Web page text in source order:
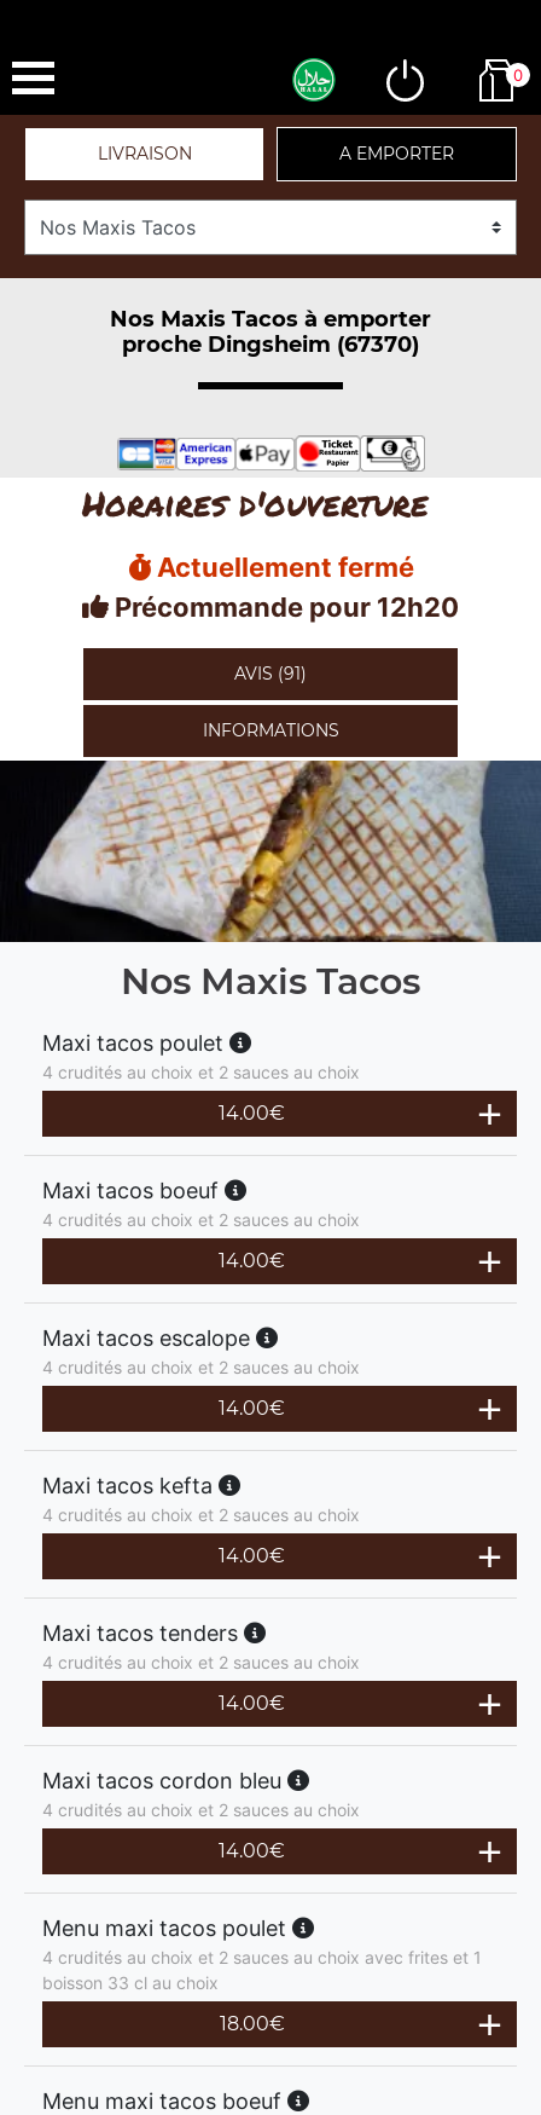
0
LIVRAISON A EMPORTER
Nos Maxis Tacos à emporter
proche Dingsheim (67370)
Horaires d'ouverture
Actuellement fermé
Précommande pour 12h20
AVIS (91)
INFORMATIONS
Nos Maxis Tacos
Maxi tacos poulet
4 crudités au choix et 2 sauces au choix
14.00€
Maxi tacos boeuf
4 crudités au choix et 2 sauces au choix
14.00€
Maxi tacos escalope
4 crudités au choix et 2 sauces au choix
14.00€
Maxi tacos kefta
4 crudités au choix et 2 sauces au choix
14.00€
Maxi tacos tenders
4 crudités au choix et 2 sauces au choix
14.00€
Maxi tacos cordon bleu
4 crudités au choix et 2 sauces au choix
14.00€
Menu maxi tacos poulet
4 crudités au choix et 2 sauces au choix avec frites et 1
boisson 33 cl au choix
18.00€
Menu maxi tacos boeuf